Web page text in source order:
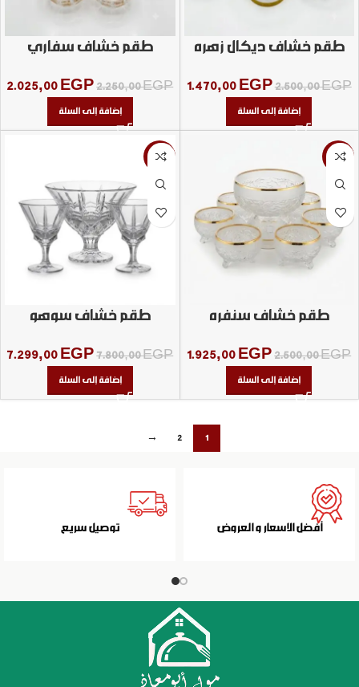
طقم خشاف ديكال زهره
2.500,00EGP
1.470,00 EGP
إضافة إلى السلة
طقم خشاف سفاري
2.250,00EGP
2.025,00 EGP
إضافة إلى السلة
-23%
طقم خشاف سنفره
2.500,00EGP
1.925,00 EGP
إضافة إلى السلة
-6%
طقم خشاف سوهو
7.800,00EGP
7.299,00 EGP
إضافة إلى السلة
1
2
→
أفضل الاسعار و العروض توصيل سريع